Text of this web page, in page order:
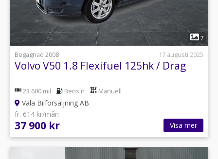
1
7
Begagnad 2008
17 augusti 2025
Volvo V50 1.8 Flexifuel 125hk / Drag
23 600 mil Bensin Manuell
Väla Bilförsäljning AB
fr. 614 kr/mån
37 900 kr Visa mer